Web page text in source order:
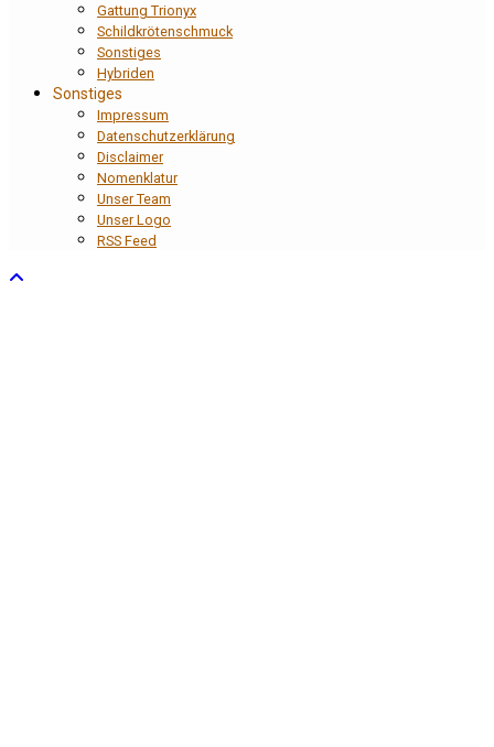
Gattung Trionyx
Schildkrötenschmuck
Sonstiges
Hybriden
Sonstiges
Impressum
Datenschutzerklärung
Disclaimer
Nomenklatur
Unser Team
Unser Logo
RSS Feed